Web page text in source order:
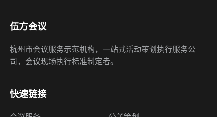
伍方会议
杭州市会议服务示范机构，一站式活动策划执行服务公
司，会议现场执行标准制定者。
快速链接